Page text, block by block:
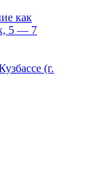
как
5 — 7
(г.